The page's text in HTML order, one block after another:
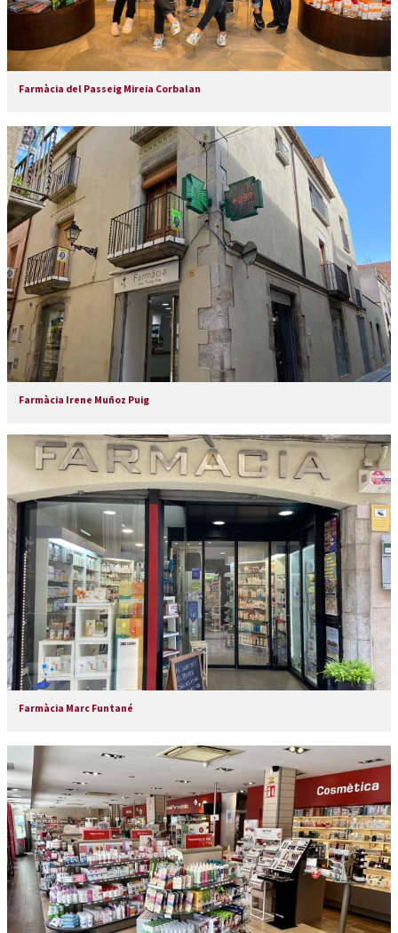
Farmàcia del Passeig Mireia Corbalan
Farmàcia Irene Muñoz Puig
Farmàcia Marc Funtané